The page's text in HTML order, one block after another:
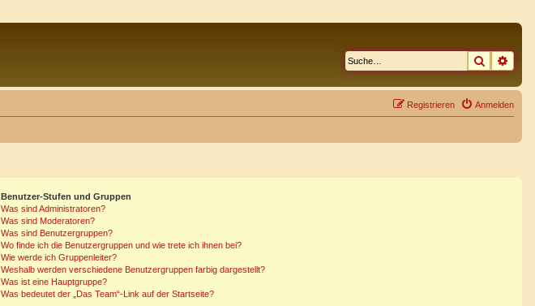
Suche
Anmelden
Registrieren
Benutzer-Stufen und Gruppen
Was sind Administratoren?
Was sind Moderatoren?
Was sind Benutzergruppen?
Wo finde ich die Benutzergruppen und wie trete ich ihnen bei?
Wie werde ich Gruppenleiter?
Weshalb werden verschiedene Benutzergruppen farbig dargestellt?
Was ist eine Hauptgruppe?
Was bedeutet der „Das Team“-Link auf der Startseite?